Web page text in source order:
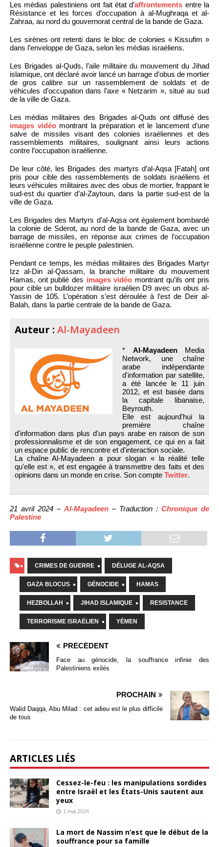
Les médias palestiniens ont fait état d’affrontements entre la
Résistance et les forces d’occupation à al-Mughraqa et al-
Zahraa, au nord du gouvernorat central de la bande de Gaza.
Les sirènes ont retenti dans le bloc de colonies « Kissufim »
dans l’enveloppe de Gaza, selon les médias israéliens.
Les Brigades al-Quds, l’aile militaire du mouvement du Jihad
islamique, ont déclaré avoir lancé un barrage d’obus de mortier
de gros calibre sur un rassemblement de soldats et de
véhicules d’occupation dans l’axe « Netzarim », situé au sud
de la ville de Gaza.
Les médias militaires des Brigades al-Quds ont diffusé des
images vidéomontrant la préparation et le lancement d’une
salve de missiles visant des colonies israéliennes et des
rassemblements militaires, soulignant ainsi leurs actions
contre l’occupation israélienne.
De leur côté, les Brigades des martyrs d’al-Aqsa [Fatah] ont
pris pour cible des rassemblements de soldats israéliens et
leurs véhicules militaires avec des obus de mortier, frappant le
sud-est du quartier d’al-Zaytoun, dans la partie sud-est de la
ville de Gaza.
Les Brigades des Martyrs d’al-Aqsa ont également bombardé
la colonie de Sderot, au nord de la bande de Gaza, avec un
barrage de missiles, en réponse aux crimes de l’occupation
israélienne contre le peuple palestinien.
Pendant ce temps, les médias militaires des Brigades Martyr
Izz al-Din al-Qassam, la branche militaire du mouvement
Hamas, ont publié des images vidéo montrant qu’ils ont pris
pour cible un bulldozer militaire israélien D9 avec un obus al-
Yassin de 105. L’opération s’est déroulée à l’est de Deir al-
Balah, dans la partie centrale de la bande de Gaza.
Auteur : Al-Mayadeen
* Al-MayadeenMedia
Network, une chaîne
arabe indépendante
d'information par satellite,
a été lancée le 11 juin
2012, et est basée dans
la capitale libanaise,
Beyrouth.
Elle est aujourd'hui la
première chaîne
d'information dans plus d'un pays arabe en raison de son
professionnalisme et de son engagement, ce qui en a fait
un espace public de rencontre et d'interaction sociale.
La chaîne Al-Mayadeen a pour slogan « la réalité telle
qu'elle est », et est engagée à transmettre des faits et des
opinions dans un monde en crise. Son compte Twitter.
21 avril 2024 – Al-Mayadeen – Traduction : Chronique de
Palestine
CRIMES DE GUERRE DÉLUGE AL-AQSA
GAZA BLOCUS GÉNOCIDE HAMAS
HEZBOLLAH JIHAD ISLAMIQUE RESISTANCE
TERRORISME ISRAÉLIEN YÉMEN
PRÉCÉDENT
Face au génocide, la souffrance infinie des
Palestiniens exilés
PROCHAIN
Walid Daqqa, Abu Milad : cet adieu est le plus difficile
de tous
ARTICLES LIÉS
Cessez-le-feu : les manipulations sordides
entre Israël et les États-Unis sautent aux
yeux
1 mai 2024
La mort de Nassim n’est que le début de la
souffrance pour sa famille